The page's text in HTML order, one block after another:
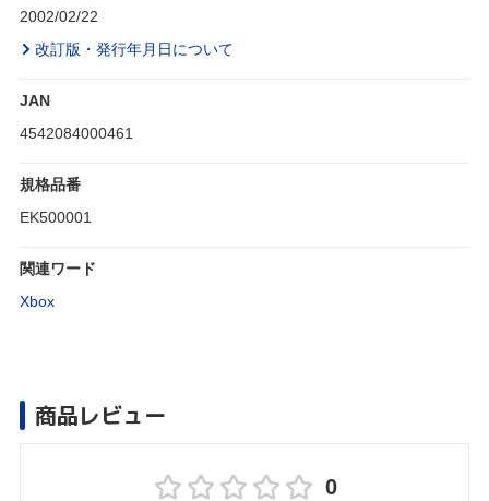
2002/02/22
改訂版・発行年月日について
JAN
4542084000461
規格品番
EK500001
関連ワード
Xbox
商品レビュー
0